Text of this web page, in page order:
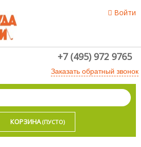
Войти
+7 (495) 972 9765
Заказать обратный звонок
КОРЗИНА (ПУСТО)